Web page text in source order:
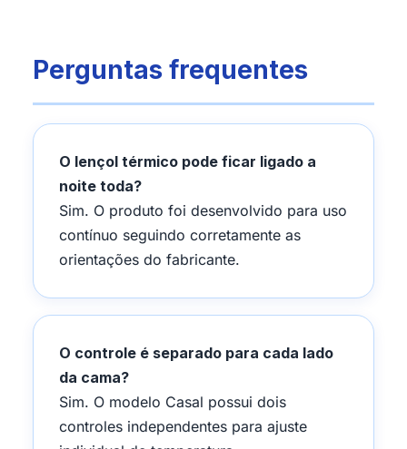
Perguntas frequentes
O lençol térmico pode ficar ligado a
noite toda?
Sim. O produto foi desenvolvido para uso
contínuo seguindo corretamente as
orientações do fabricante.
O controle é separado para cada lado
da cama?
Sim. O modelo Casal possui dois
controles independentes para ajuste